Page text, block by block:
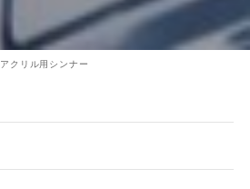
アクリル用シンナー